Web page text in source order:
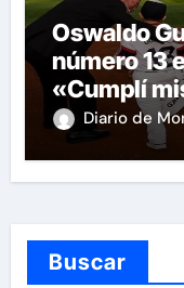
Oswaldo
número 13
«Cumplí
Diario de
Buscar